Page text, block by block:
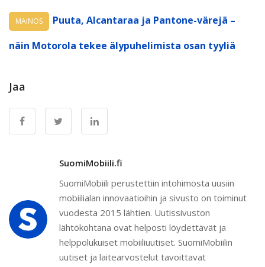
MAINOS
Puuta, Alcantaraa ja Pantone-värejä –
näin Motorola tekee älypuhelimista osan tyyliä
Jaa
SuomiMobiili.fi
SuomiMobiili perustettiin intohimosta uusiin
mobiilialan innovaatioihin ja sivusto on toiminut
vuodesta 2015 lähtien. Uutissivuston
lähtökohtana ovat helposti löydettävät ja
helppolukuiset mobiiliuutiset. SuomiMobiilin
uutiset ja laitearvostelut tavoittavat